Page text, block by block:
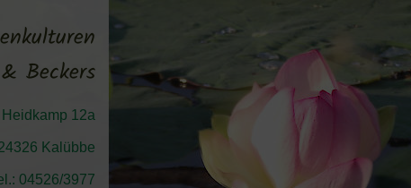
Beckers
Heidkamp 12a
Kalübbe
04526/3977